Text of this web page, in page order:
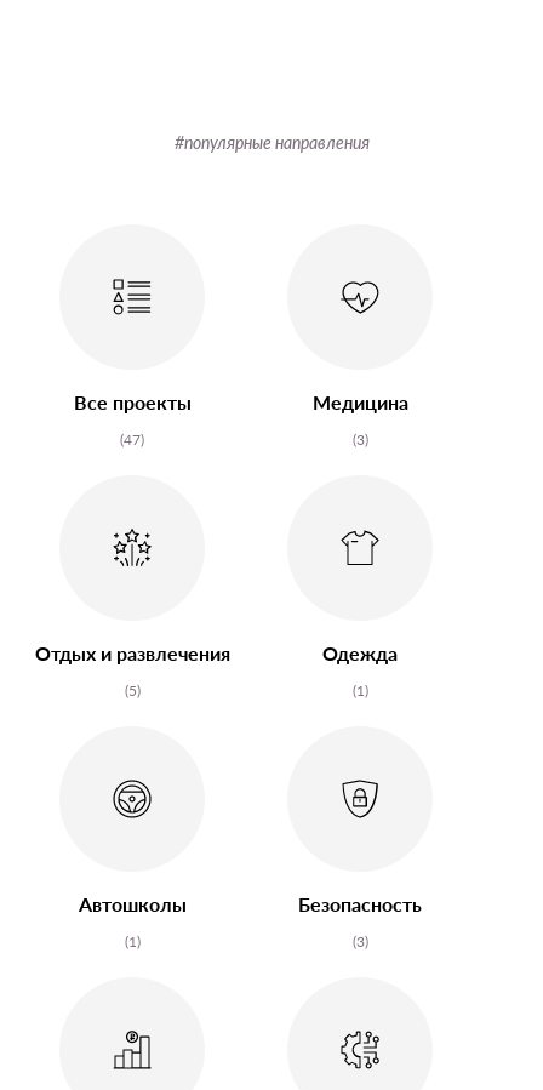
#популярные направления
Все проекты
(47)
Медицина
(3)
Отдых и развлечения
(5)
Одежда
(1)
Автошколы
(1)
Безопасность
(3)